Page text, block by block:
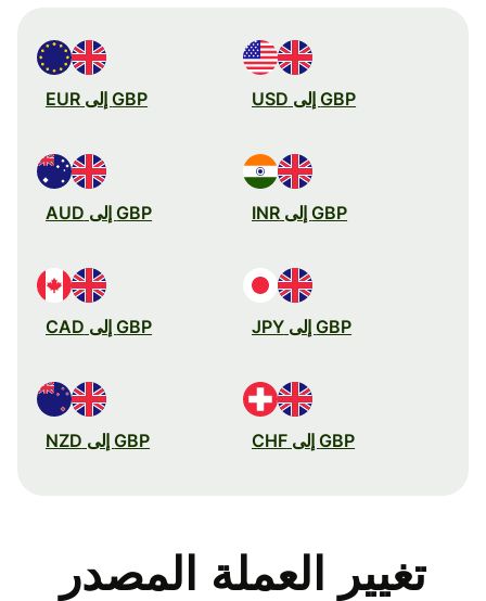
GBP إلى USD GBP إلى EUR
GBP إلى INR GBP إلى AUD
GBP إلى JPY GBP إلى CAD
GBP إلى CHF GBP إلى NZD
تغيير العملة المصدر